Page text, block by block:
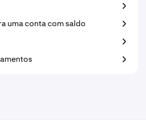
uma conta com saldo